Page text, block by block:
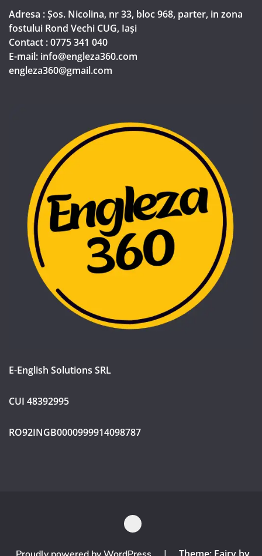
Adresa : Șos. Nicolina, nr 33, bloc 968, parter, in zona
fostului Rond Vechi CUG, Iași
Contact : 0775 341 040
E-mail: info@engleza360.com​
engleza360@gmail.com​
E-English Solutions SRL
CUI 48392995
RO92INGB0000999914098787